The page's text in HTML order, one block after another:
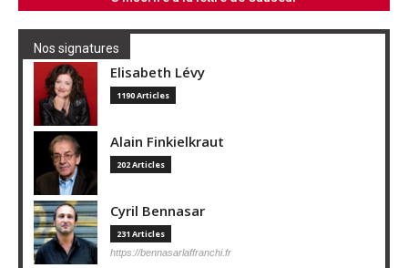
Nos signatures
Elisabeth Lévy
1190 Articles
Alain Finkielkraut
202 Articles
Cyril Bennasar
231 Articles
https://bennasarlaffranchi.fr